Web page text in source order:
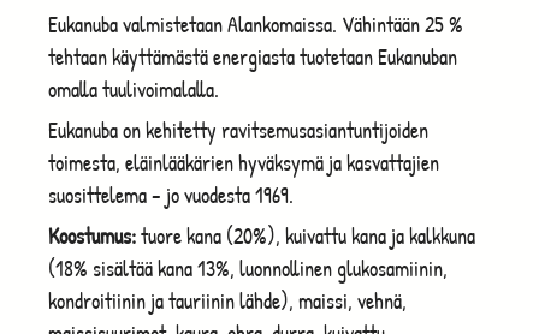
Eukanuba valmistetaan Alankomaissa. Vähintään 25 %
tehtaan käyttämästä energiasta tuotetaan Eukanuban
omalla tuulivoimalalla.
Eukanuba on kehitetty ravitsemusasiantuntijoiden
toimesta, eläinlääkärien hyväksymä ja kasvattajien
suosittelema – jo vuodesta 1969.
Koostumus:tuore kana (20%), kuivattu kana ja kalkkuna
(18% sisältää kana 13%, luonnollinen glukosamiinin,
kondroitiinin ja tauriinin lähde), maissi, vehnä,